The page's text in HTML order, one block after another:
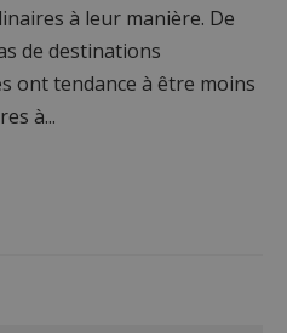
à leur manière. De
de destinations
ont tendance à être moins
à...